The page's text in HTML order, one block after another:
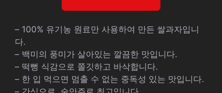
– 100% 유기농 원료만 사용하여 만든 쌀과자입니
다.
– 백미의 풍미가 살아있는 깔끔한 맛입니다.
– 떡뻥 식감으로 쫄깃하고 바삭합니다.
– 한 입 먹으면 멈출 수 없는 중독성 있는 맛입니다.